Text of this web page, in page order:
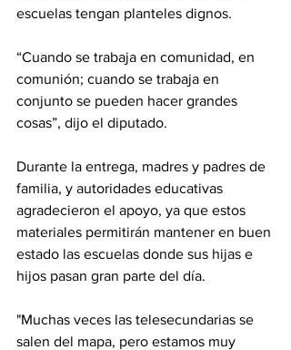
escuelas tengan planteles dignos.
“Cuando se trabaja en comunidad, en
comunión; cuando se trabaja en
conjunto se pueden hacer grandes
cosas”, dijo el diputado.
Durante la entrega, madres y padres de
familia, y autoridades educativas
agradecieron el apoyo, ya que estos
materiales permitirán mantener en buen
estado las escuelas donde sus hijas e
hijos pasan gran parte del día.
"Muchas veces las telesecundarias se
salen del mapa, pero estamos muy